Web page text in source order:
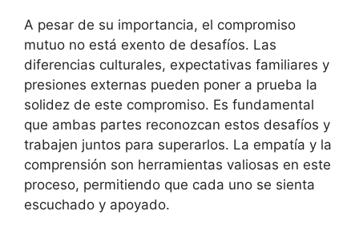
A pesar de su importancia, el compromiso
mutuo no está exento de desafíos. Las
diferencias culturales, expectativas familiares y
presiones externas pueden poner a prueba la
solidez de este compromiso. Es fundamental
que ambas partes reconozcan estos desafíos y
trabajen juntos para superarlos. La empatía y la
comprensión son herramientas valiosas en este
proceso, permitiendo que cada uno se sienta
escuchado y apoyado.